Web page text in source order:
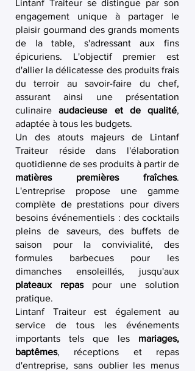
Lintanf Traiteur se distingue par son
engagement unique à partager le
plaisir gourmand des grands moments
de la table, s'adressant aux fins
épicuriens. L'objectif premier est
d'allier la délicatesse des produits frais
du terroir au savoir-faire du chef,
assurant ainsi une présentation
culinaireaudacieuse et de qualité,
adaptée à tous les budgets.
Un des atouts majeurs de Lintanf
Traiteur réside dans l'élaboration
quotidienne de ses produits à partir de
matières premières fraîches.
L'entreprise propose une gamme
complète de prestations pour divers
besoins événementiels : des cocktails
pleins de saveurs, des buffets de
saison pour la convivialité, des
formules barbecues pour les
dimanches ensoleillés, jusqu'aux
plateaux repaspour une solution
pratique.
Lintanf Traiteur est également au
service de tous les événements
importants tels que les mariages,
baptêmes, réceptions et repas
d'entreprise, sans oublier les menus